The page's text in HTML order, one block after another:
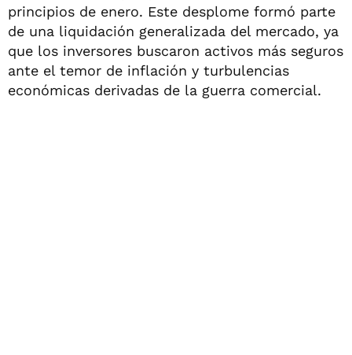
principios de enero. Este desplome formó parte
de una liquidación generalizada del mercado, ya
que los inversores buscaron activos más seguros
ante el temor de inflación y turbulencias
económicas derivadas de la guerra comercial.